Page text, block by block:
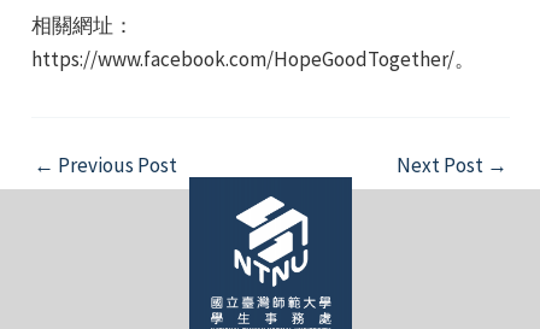
相關網址：
https://www.facebook.com/HopeGoodTogether/。
Post
navigation
← Previous Post Next Post →